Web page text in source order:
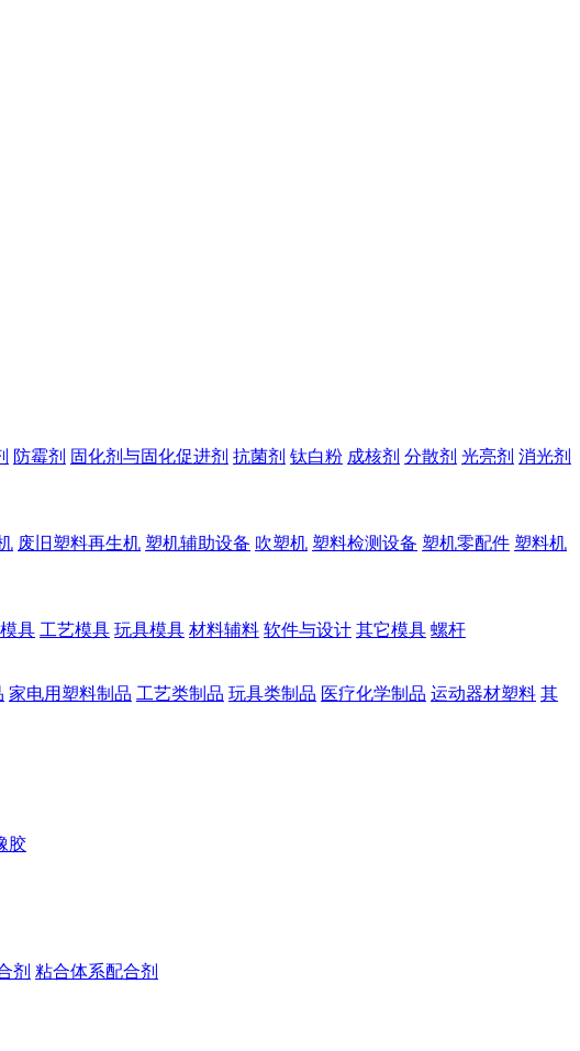
防霉剂 固化剂与固化促进剂 抗菌剂 钛白粉 成核剂 分散剂 光亮剂 消光剂
废旧塑料再生机 塑机辅助设备 吹塑机 塑料检测设备 塑机零配件 塑料机
具 工艺模具 玩具模具 材料辅料 软件与设计 其它模具 螺杆
家电用塑料制品 工艺类制品 玩具类制品 医疗化学制品 运动器材塑料 其
胶
剂 粘合体系配合剂